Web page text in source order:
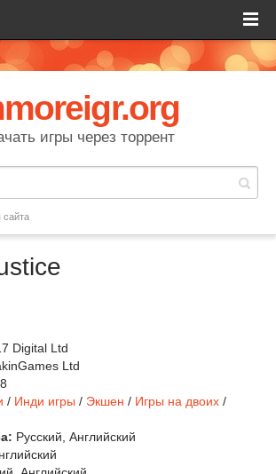
игры через торрент
сайта
Digital Ltd
Ltd
/ Инди игры / Экшен / Игры на двоих /
Русский, Английский